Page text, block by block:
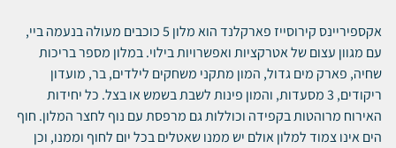
אקספיריינס קירוסייז פארקלנד הוא מלון 5 כוכבים מעולה בנעמה ביי,
עם מגוון עצום של אטרקציות ואפשרויות בילוי. במלון מספר בריכות
שחיה, פארק מים גדול, המון מתקני משחקים לילדים, בר, מועדון
ריקודים, 3 מסעדות, והמון פינות לשבת בשמש או בצל. כל יחידות
האירוח מרוהטות בקפידה וכוללות גם מרפסת עם נוף לחצר המלון. חוף
הים אינו צמוד למלון אולם יש ממנו שאטלים בכל יום לחוף וממנו, וכן